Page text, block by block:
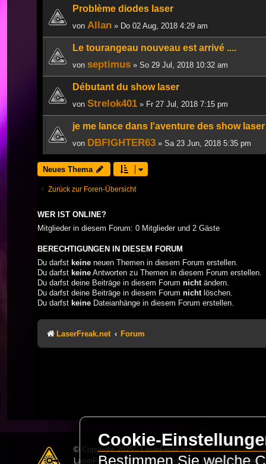
Problème diodes laser
von Allan » Do 02 Aug, 2018 4:29 am
Le tourangeau nouveau est arrivé ....
von septimus » So 29 Jul, 2018 10:32 am
Débutant du show laser
von Strelok401 » Fr 27 Jul, 2018 7:15 pm
je me lance dans l'aventure des show laser
von DBFIGHTER63 » Sa 23 Jun, 2018 5:35 pm
Neues Thema
Zurück zur Foren-Übersicht
WER IST ONLINE?
Mitglieder in diesem Forum: 0 Mitglieder und 2 Gäste
BERECHTIGUNGEN IN DIESEM FORUM
Du darfst keine neuen Themen in diesem Forum erstellen.
Du darfst keine Antworten zu Themen in diesem Forum erstellen.
Du darfst deine Beiträge in diesem Forum nicht ändern.
Du darfst deine Beiträge in diesem Forum nicht löschen.
Du darfst keine Dateianhänge in diesem Forum erstellen.
LaserFreak.net Forum
© Copyright 2025 - LaserFreak.net
LaserFreak ist ein freies und offenes Forum zum
Cookie-
Bestimmen Sie welche